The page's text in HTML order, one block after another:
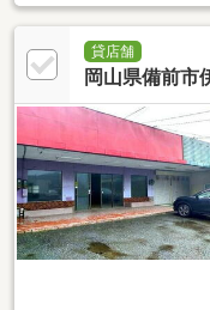
貸店舗
岡山県備前市